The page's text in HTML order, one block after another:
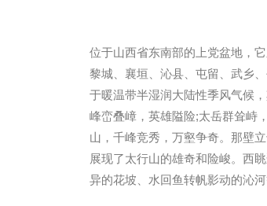
位于山西省东南部的上党盆地，
黎城、襄垣、沁县、屯留、武乡
于暖温带半湿润大陆性季风气候
峰峦叠嶂，英雄隘险;太岳群耸峙
山，千峰竞秀，万壑争奇。那壁
展现了太行山的雄奇和险峻。西
异的花坡、水回鱼转帆影动的沁